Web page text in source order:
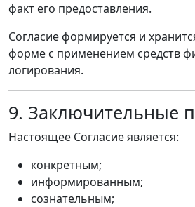
факт его предоставления.
Согласие формируется и
форме с применением средств
логирования.
9. Заключительные
Настоящее Согласие является:
конкретным;
информированным;
сознательным;